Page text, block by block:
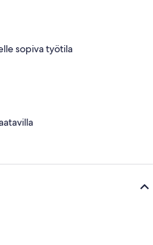
sopiva työtila